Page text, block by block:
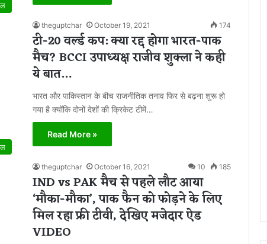
theguptchar October 19, 2021 174
टी-20 वर्ल्ड कप: क्या रद्द होगा भारत-पाक
मैच? BCCI उपाध्यक्ष राजीव शुक्ला ने कही
ये बात…
भारत और पाकिस्तान के बीच राजनीतिक तनाव फिर से बढ़ना शुरू हो
गया है क्योंकि दोनों देशों की क्रिकेट टीमें…
Read More »
theguptchar October 16, 2021 10 185
IND vs PAK मैच से पहले लौट आया
‘मौका-मौका’, पाक फैन को फोड़ने के लिए
मिल रहा फ्री टीवी, देखिए मजेदार ऐड
VIDEO